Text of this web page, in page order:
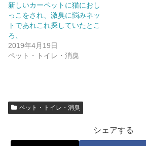
い
ウ
ィ
ン
ド
で
開
き
し
て
く
だ
(
新
し
で
開
新しいカーペットに猫におし
っこをされ、激臭に悩みネッ
トであれこれ探していたとこ
ろ、
2019年4月19日
ペット・トイレ・消臭
ペット・トイレ・消臭
シェアする